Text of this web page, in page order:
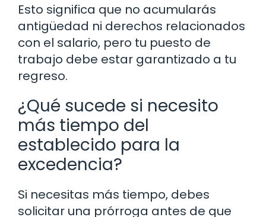
Esto significa que no acumularás
antigüedad ni derechos relacionados
con el salario, pero tu puesto de
trabajo debe estar garantizado a tu
regreso.
¿Qué sucede si necesito
más tiempo del
establecido para la
excedencia?
Si necesitas más tiempo, debes
solicitar una prórroga antes de que